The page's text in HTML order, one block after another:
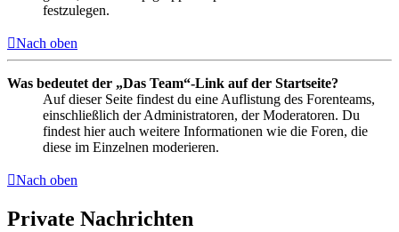
festzulegen.
Nach oben
Was bedeutet der „Das Team“-Link auf der Startseite?
Auf dieser Seite findest du eine Auflistung des Forenteams,
einschließlich der Administratoren, der Moderatoren. Du
findest hier auch weitere Informationen wie die Foren, die
diese im Einzelnen moderieren.
Nach oben
Private Nachrichten